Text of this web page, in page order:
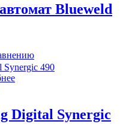
Blueweld
Digital Synergic